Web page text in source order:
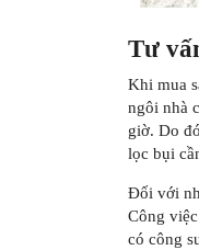
Tư
Khi mua
ngôi nhà
giờ. Do
lọc bụi
Đối với
Công
có công